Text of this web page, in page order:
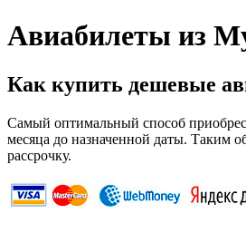
Авиабилеты из
Как купить дешевые
Самый оптимальный способ
месяца до назначенной даты. Таким
рассрочку.